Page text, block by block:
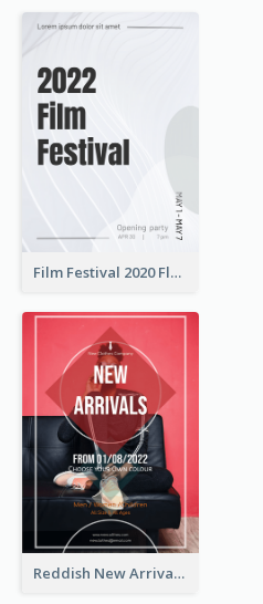
Film Festival 2020 Flyer
Reddish New Arrivals Flyer